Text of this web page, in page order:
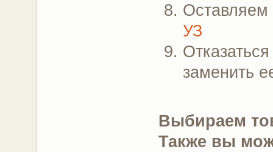
УЗ
заменить
Выбираем
Также вы